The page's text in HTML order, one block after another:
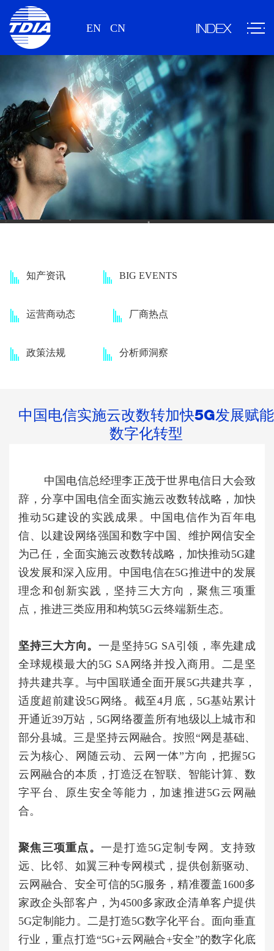
EN CN
知产资讯 BIG EVENTS
运营商动态 厂商热点
政策法规 分析师洞察
中国电信实施云改数转加快5G发展赋能
数字化转型
中国电信总经理李正茂于世界电信日大会致
辞，分享中国电信全面实施云改数转战略，加快
推动5G建设的实践成果。中国电信作为百年电
信、以建设网络强国和数字中国、维护网信安全
为己任，全面实施云改数转战略，加快推动5G建
设发展和深入应用。中国电信在5G推进中的发展
理念和创新实践，坚持三大方向，聚焦三项重
点，推进三类应用和构筑5G云终端新生态。
坚持三大方向。一是坚持5G SA引领，率先建成
全球规模最大的5G SA网络并投入商用。二是坚
持共建共享。与中国联通全面开展5G共建共享，
适度超前建设5G网络。截至4月底，5G基站累计
开通近39万站，5G网络覆盖所有地级以上城市和
部分县城。三是坚持云网融合。按照“网是基础、
云为核心、网随云动、云网一体”方向，把握5G
云网融合的本质，打造泛在智联、智能计算、数
字平台、原生安全等能力，加速推进5G云网融
合。
聚焦三项重点。 一是打造5G定制专网。支持致
远、比邻、如翼三种专网模式，提供创新驱动、
云网融合、安全可信的5G服务，精准覆盖1600多
家政企头部客户，为4500多家政企清单客户提供
5G定制能力。二是打造5G数字化平台。面向垂直
行业，重点打造“5G+云网融合+安全”的数字化底